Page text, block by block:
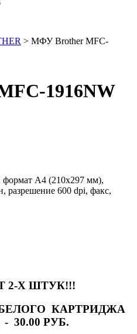
> МФУ Brother MFC-
1916NW
A4 (210x297 мм),
разрешение 600 dpi, факс,
2-Х ШТУК!!!
КАРТРИДЖА
30.00 РУБ.